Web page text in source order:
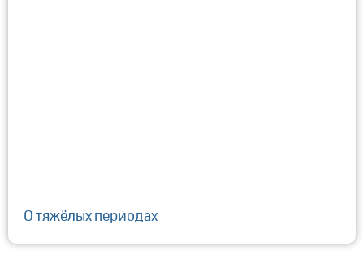
О тяжёлых периодах